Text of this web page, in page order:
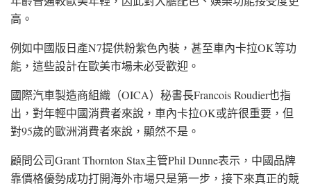
高。
例如中國版日產N7提供粉紫色內裝，甚至車內卡拉OK等功
能，這些設計在歐美市場未必受歡迎。
國際汽車製造商組織（OICA）秘書長Francois Roudier也指
出，對年輕中國消費者來說，車內卡拉OK或許很重要，但
對95歲的歐洲消費者來說，顯然不是。
顧問公司Grant Thornton Stax主管Phil Dunne表示，中國品牌
靠價格優勢成功打開海外市場只是第一步，接下來真正的競